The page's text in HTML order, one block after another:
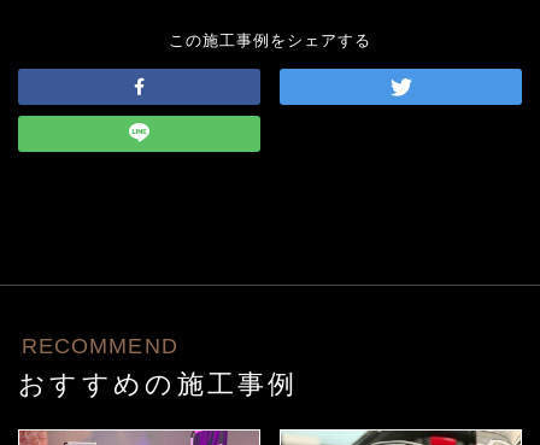
この施工事例をシェアする
RECOMMEND
おすすめの施工事例